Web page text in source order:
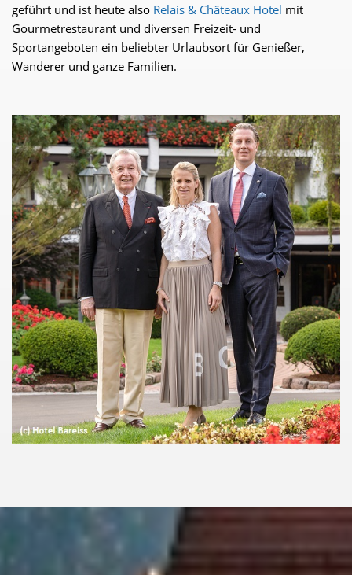
geführt und ist heute also Relais & Châteaux Hotel mit
Gourmetrestaurant und diversen Freizeit- und
Sportangeboten ein beliebter Urlaubsort für Genießer,
Wanderer und ganze Familien.